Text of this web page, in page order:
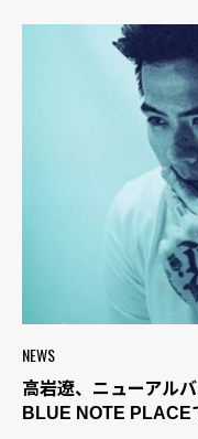
NEWS
高岩遼、ニューアル
BLUE NOTE PLACE